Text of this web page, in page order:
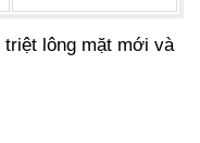
triệt lông mặt mới và